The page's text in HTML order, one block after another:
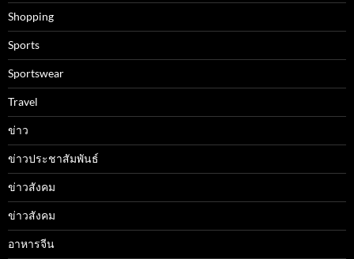
Shopping
Sports
Sportswear
Travel
ข่าว
ข่าวประชาสัมพันธ์
ข่าวสังคม
ข่าวสังคม
อาหารจีน